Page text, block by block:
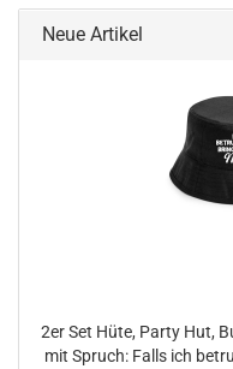
Neue Artikel
2er Set Hüte, Party Hut,
mit Spruch: Falls ich